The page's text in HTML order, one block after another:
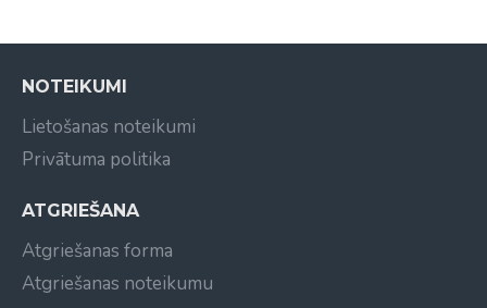
NOTEIKUMI
Lietošanas noteikumi
Privātuma politika
ATGRIEŠANA
Atgriešanas forma
Atgriešanas noteikumu